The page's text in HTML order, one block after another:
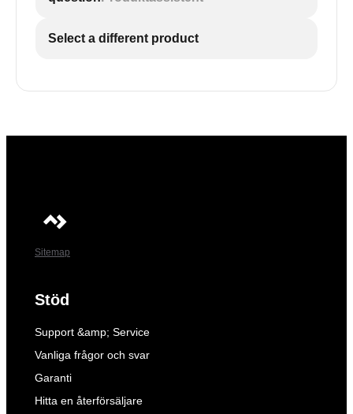
Select a different product
Sitemap
Stöd
Support &amp; Service
Vanliga frågor och svar
Garanti
Hitta en återförsäljare